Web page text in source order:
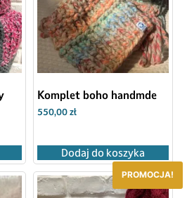
Komplet boho handmde
550,00zł
Dodaj do koszyka
PROMOCJA!